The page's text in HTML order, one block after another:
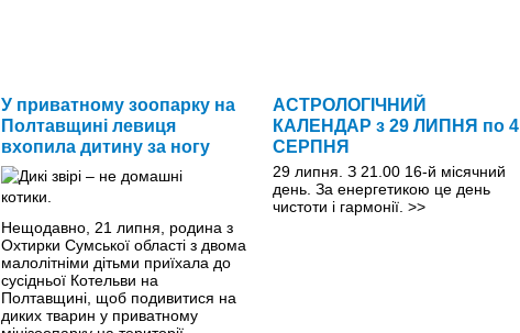
У приватному зоопарку на
Полтавщині левиця
вхопила дитину за ногу
Нещодавно, 21 липня, родина з
Охтирки Сумської області з двома
малолітніми дітьми приїхала до
сусідньої Котельви на
Полтавщині, щоб подивитися на
диких тварин у приватному
АСТРОЛОГІЧНИЙ
КАЛЕНДАР з 29 ЛИПНЯ по 4
СЕРПНЯ
29 липня. З 21.00 16-й місячний
день. За енергетикою це день
чистоти і гармонії. >>